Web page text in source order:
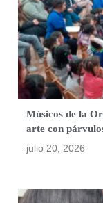
Músicos de la
arte con
julio 20, 2026